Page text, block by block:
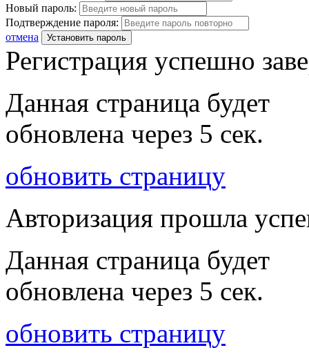
Новый пароль:
Подтверждение пароля:
отмена
Установить пароль
Регистрация успешно
Данная страница будет
обновлена через 5 сек.
обновить страницу
Авторизация прошла
Данная страница будет
обновлена через 5 сек.
обновить страницу